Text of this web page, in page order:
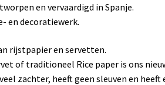
en vervaardigd in Spanje.
en decoratiewerk.
rijstpapier en servetten.
of traditioneel Rice paper is ons
zachter, heeft geen sleuven en heeft